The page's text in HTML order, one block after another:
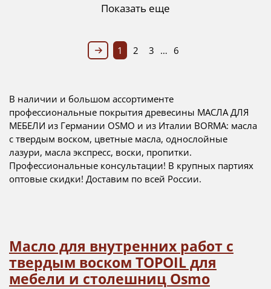
Показать еще
1 2 3 … 6
В наличии и большом ассортименте
профессиональные покрытия древесины МАСЛА ДЛЯ
МЕБЕЛИ из Германии OSMO и из Италии BORMA: масла
с твердым воском, цветные масла, однослойные
лазури, масла экспресс, воски, пропитки.
Профессиональные консультации! В крупных партиях
оптовые скидки! Доставим по всей России.
Масло для внутренних работ с
твердым воском TOPOIL для
мебели и столешниц Osmo